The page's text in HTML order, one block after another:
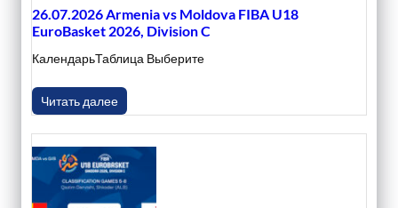
26.07.2026 Armenia vs Moldova FIBA U18
EuroBasket 2026, Division C
КалендарьТаблица Выберите
Читать далее